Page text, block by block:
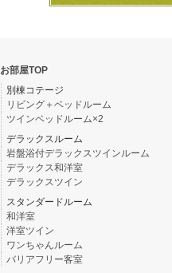
お部屋TOP
別棟コテージ
リビング＋ベッドルーム
ツインベッドルーム×2
デラックスルーム
岩盤浴付デラックスツインルーム
デラックス和洋室
デラックスツイン
スタンダードルーム
和洋室
洋室ツイン
ワンちゃんルーム
バリアフリー客室